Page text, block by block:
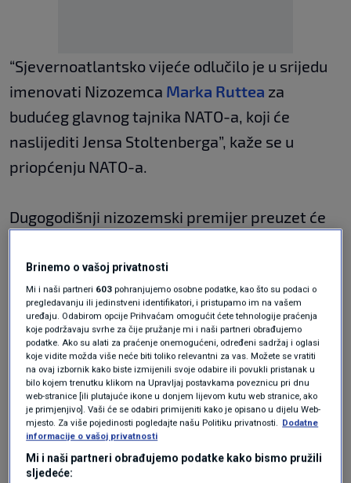
“Sjevernoatlantsko vijeće odlučilo je u srijedu
imenovati Nizozemca Marka Ruttea za
budućeg glavnog tajnika NATO-a, koji će
naslijediti Jensa Stoltenberga”, kaže se u
priopćenju NATO-a.
Dugogodišnji nizozemski premijer preuzet će
mandat NorvežaninuJensu Stoltenbergu
Ovom odlukom Sjevernoatlantskog vijeća,
pitanje imenovanja novog glavnog tajnika
skinuto je s dnevnog reda predstojećeg samita
NATO-a koji će se održati sredinom sljedećeg
mjeseca u Washingtonu.
Glavni tajnik NATO-a bira se konsenzusom svih
Brinemo o vašoj privatnosti
Mi i naši partneri 603 pohranjujemo osobne podatke, kao što su podaci o
pregledavanju ili jedinstveni identifikatori, i pristupamo im na vašem
uređaju. Odabirom opcije Prihvaćam omogućit ćete tehnologije praćenja
koje podržavaju svrhe za čije pružanje mi i naši partneri obrađujemo
podatke. Ako su alati za praćenje onemogućeni, određeni sadržaj i oglasi
koje vidite možda više neće biti toliko relevantni za vas. Možete se vratiti
na ovaj izbornik kako biste izmijenili svoje odabire ili povukli pristanak u
bilo kojem trenutku klikom na Upravljaj postavkama poveznicu pri dnu
web-stranice [ili plutajuće ikone u donjem lijevom kutu web stranice, ako
je primjenjivo]. Vaši će se odabiri primijeniti kako je opisano u dijelu Web-
mjesto. Za više pojedinosti pogledajte našu Politiku privatnosti. Dodatne
informacije o vašoj privatnosti
Mi i naši partneri obrađujemo podatke kako bismo pružili
sljedeće: